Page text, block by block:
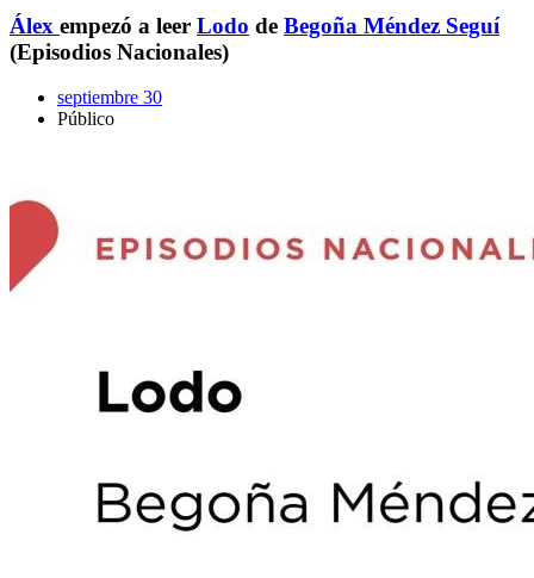
Álex empezó a leer Lodo de Begoña Méndez Seguí
(Episodios Nacionales)
septiembre 30
Público